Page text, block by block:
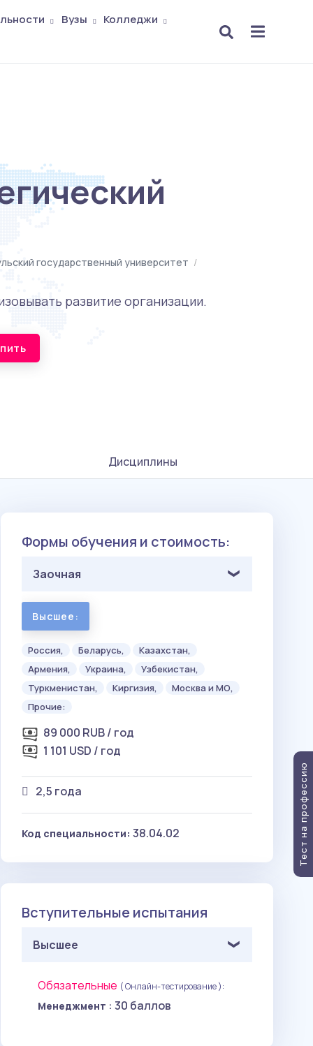
Вузы
Колледжи
государственный университет /
развитие организации.
Дисциплины
Формы обучения и стоимость:
Заочная
Высшее:
Россия, Беларусь,
Казахстан,
Армения,
Украина,
Узбекистан,
Туркменистан,
Киргизия,
Москва и МО,
Прочие:
89 000 RUB / год
1 101 USD / год
2,5 года
Код специальности: 38.04.02
Вступительные испытания
Высшее
Обязательные ( Онлайн-тестирование ):
Менеджмент : 30 баллов
Тест на профессию